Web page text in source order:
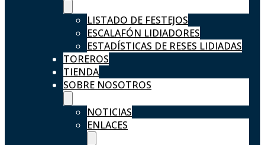
LISTADO DE FESTEJOS
ESCALAFÓN LIDIADORES
ESTADÍSTICAS DE RESES LIDIADAS
TOREROS
TIENDA
SOBRE NOSOTROS
NOTICIAS
ENLACES